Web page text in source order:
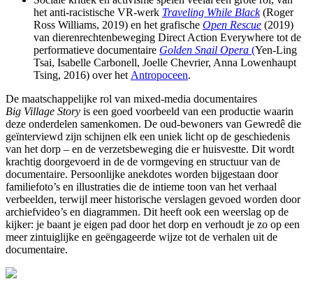
het anti-racistische VR-werk Traveling While Black(Roger
Ross Williams, 2019) en het grafische Open Rescue (2019)
van dierenrechtenbeweging Direct Action Everywhere tot de
performatieve documentaire Golden Snail Opera (Yen-Ling
Tsai, Isabelle Carbonell, Joelle Chevrier, Anna Lowenhaupt
Tsing, 2016) over het Antropoceen.
De maatschappelijke rol van mixed-media documentaires
Big Village Story is een goed voorbeeld van een productie waarin
deze onderdelen samenkomen. De oud-bewoners van Gewredê die
geïnterviewd zijn schijnen elk een uniek licht op de geschiedenis
van het dorp – en de verzetsbeweging die er huisvestte. Dit wordt
krachtig doorgevoerd in de de vormgeving en structuur van de
documentaire. Persoonlijke anekdotes worden bijgestaan door
familiefoto’s en illustraties die de intieme toon van het verhaal
verbeelden, terwijl meer historische verslagen gevoed worden door
archiefvideo’s en diagrammen. Dit heeft ook een weerslag op de
kijker: je baant je eigen pad door het dorp en verhoudt je zo op een
meer zintuiglijke en geëngageerde wijze tot de verhalen uit de
documentaire.